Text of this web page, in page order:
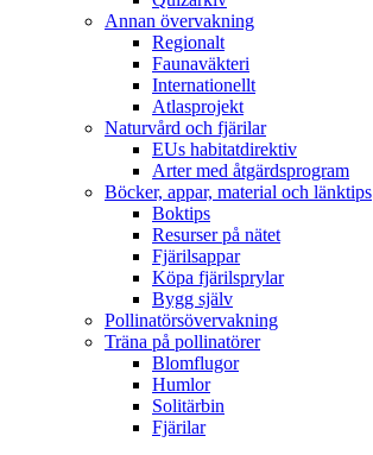
Annan övervakning
Regionalt
Faunaväkteri
Internationellt
Atlasprojekt
Naturvård och fjärilar
EUs habitatdirektiv
Arter med åtgärdsprogram
Böcker, appar, material och länktips
Boktips
Resurser på nätet
Fjärilsappar
Köpa fjärilsprylar
Bygg själv
Pollinatörsövervakning
Träna på pollinatörer
Blomflugor
Humlor
Solitärbin
Fjärilar